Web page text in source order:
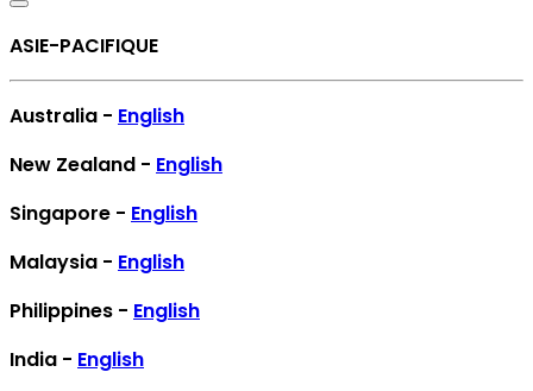
ASIE-PACIFIQUE
Australia - English
New Zealand - English
Singapore - English
Malaysia - English
Philippines - English
India - English